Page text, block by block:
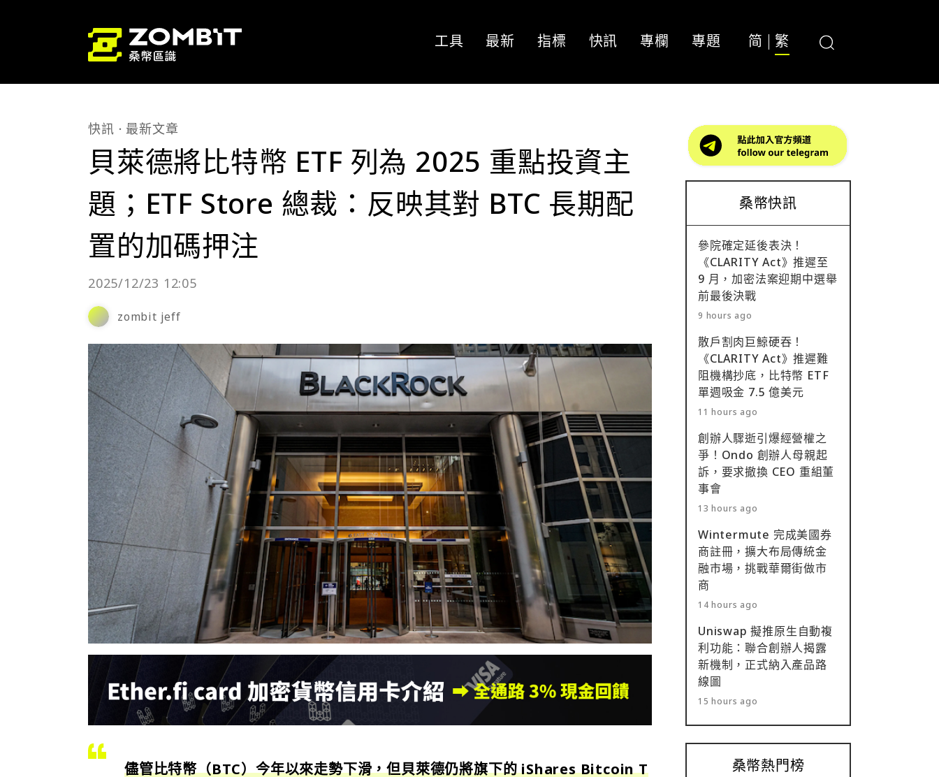
工具 最新 指標 快訊 專欄 專題 简 繁
快訊 最新文章
貝萊德將比特幣 ETF 列為 2025 重點投資主
題；ETF Store 總裁：反映其對 BTC 長期配
置的加碼押注
2025/12/23 12:05
zombit jeff
儘管比特幣（BTC）今年以來走勢下滑，但貝萊德仍將旗下的 iShares Bitcoin T
桑幣快訊
參院確定延後表決！
《CLARITY Act》推遲至
9 月，加密法案迎期中選舉
前最後決戰
9 hours ago
散戶割肉巨鯨硬吞！
《CLARITY Act》推遲難
阻機構抄底，比特幣 ETF
單週吸金 7.5 億美元
11 hours ago
創辦人驟逝引爆經營權之
爭！Ondo 創辦人母親起
訴，要求撤換 CEO 重組董
事會
13 hours ago
Wintermute 完成美國券
商註冊，擴大布局傳統金
融市場，挑戰華爾街做市
商
14 hours ago
Uniswap 擬推原生自動複
利功能：聯合創辦人揭露
新機制，正式納入產品路
線圖
15 hours ago
桑幣熱門榜